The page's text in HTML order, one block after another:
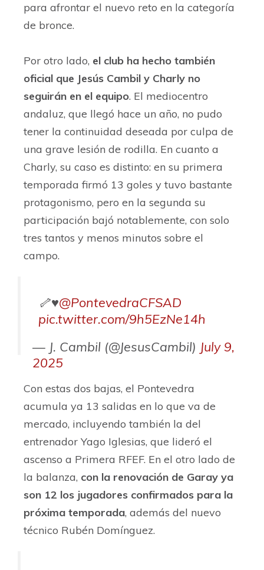
para afrontar el nuevo reto en la categoría
de bronce.
Por otro lado, el club ha hecho también
oficial que Jesús Cambil y Charly no
seguirán en el equipo. El mediocentro
andaluz, que llegó hace un año, no pudo
tener la continuidad deseada por culpa de
una grave lesión de rodilla. En cuanto a
Charly, su caso es distinto: en su primera
temporada firmó 13 goles y tuvo bastante
protagonismo, pero en la segunda su
participación bajó notablemente, con solo
tres tantos y menos minutos sobre el
campo.
🦴♥️@PontevedraCFSAD
pic.twitter.com/9h5EzNe14h
— J. Cambil (@JesusCambil) July 9,
2025
Con estas dos bajas, el Pontevedra
acumula ya 13 salidas en lo que va de
mercado, incluyendo también la del
entrenador Yago Iglesias, que lideró el
ascenso a Primera RFEF. En el otro lado de
la balanza, con la renovación de Garay ya
son 12 los jugadores confirmados para la
próxima temporada, además del nuevo
técnico Rubén Domínguez.